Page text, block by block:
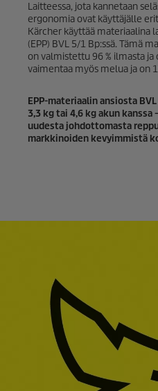
Laitteessa, jota kannetaan
ergonomia ovat käyttäjälle
Kärcher käyttää materiaalina
(EPP) BVL 5/1 Bp:ssä. Tämä
on valmistettu 96 % ilmasta ja
vaimentaa myös melua ja on
EPP-materiaalin ansiosta
3,3 kg tai 4,6 kg akun kanssa
uudesta johdottomasta
markkinoiden kevyimmistä